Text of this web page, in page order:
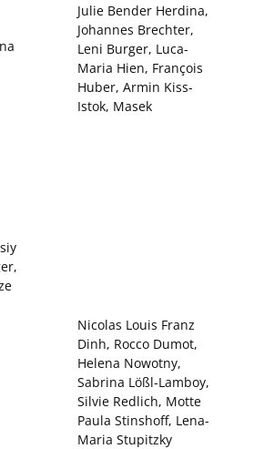
Julie Bender Herdina,
Johannes Brechter,
Leni Burger, Luca-
Maria Hien, François
Huber, Armin Kiss-
Istok, Masek
Nicolas Louis Franz
Dinh, Rocco Dumot,
Helena Nowotny,
Sabrina Lößl-Lamboy,
Silvie Redlich, Motte
Paula Stinshoff, Lena-
Maria Stupitzky